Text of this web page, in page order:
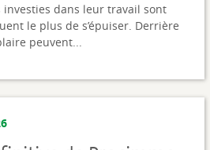
investies dans leur travail sont
le plus de s’épuiser. Derrière
peuvent...